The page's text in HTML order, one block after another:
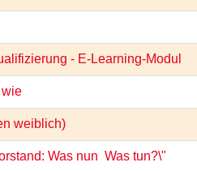
- E-Learning-Modul
wie
weiblich)
Was nun  Was tun?\"